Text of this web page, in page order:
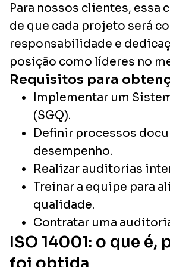
Para nossos clientes, essa
de que cada projeto será
responsabilidade e
posição como líderes no
Requisitos para
Implementar um
(SGQ).
Definir processos
desempenho.
Realizar auditorias
Treinar a equipe para
qualidade.
Contratar uma
ISO 14001: o que é,